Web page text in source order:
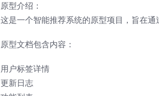
原型介绍：
这是一个智能推荐系统的原型项目，旨在
原型文档包含内容：
用户标签详情
更新日志